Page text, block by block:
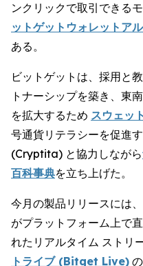
ンクリックで取引できる
ットゲットウォレット
ある。
ビットゲットは、採用と
トナーシップを築き、東
を拡大するため スウェッ
号通貨リテラシーを促進
(Cryptita) と協力しながら
百科事典を立ち上げた。
今月の製品リリースには
がプラットフォーム上で
れたリアルタイム ストリ
トライブ (Bitget Live)